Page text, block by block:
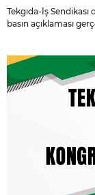
Tekgıda-İş Sendikası
basın açıklaması